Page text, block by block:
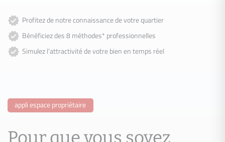
Profitez de notre connaissance de votre quartier
Bénéficiez des 8 méthodes* professionnelles
Simulez l’attractivité de votre bien en temps réel
appli espace propriétaire
Pour que vous soyez